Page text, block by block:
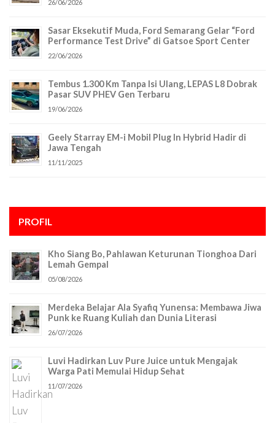
26/06/2026
Sasar Eksekutif Muda, Ford Semarang Gelar “Ford
Performance Test Drive” di Gatsoe Sport Center
22/06/2026
Tembus 1.300 Km Tanpa Isi Ulang, LEPAS L8 Dobrak
Pasar SUV PHEV Gen Terbaru
19/06/2026
Geely Starray EM-i Mobil Plug In Hybrid Hadir di
Jawa Tengah
11/11/2025
PROFIL
Kho Siang Bo, Pahlawan Keturunan Tionghoa Dari
Lemah Gempal
05/08/2026
Merdeka Belajar Ala Syafiq Yunensa: Membawa Jiwa
Punk ke Ruang Kuliah dan Dunia Literasi
26/07/2026
Luvi Hadirkan Luv Pure Juice untuk Mengajak
Warga Pati Memulai Hidup Sehat
11/07/2026